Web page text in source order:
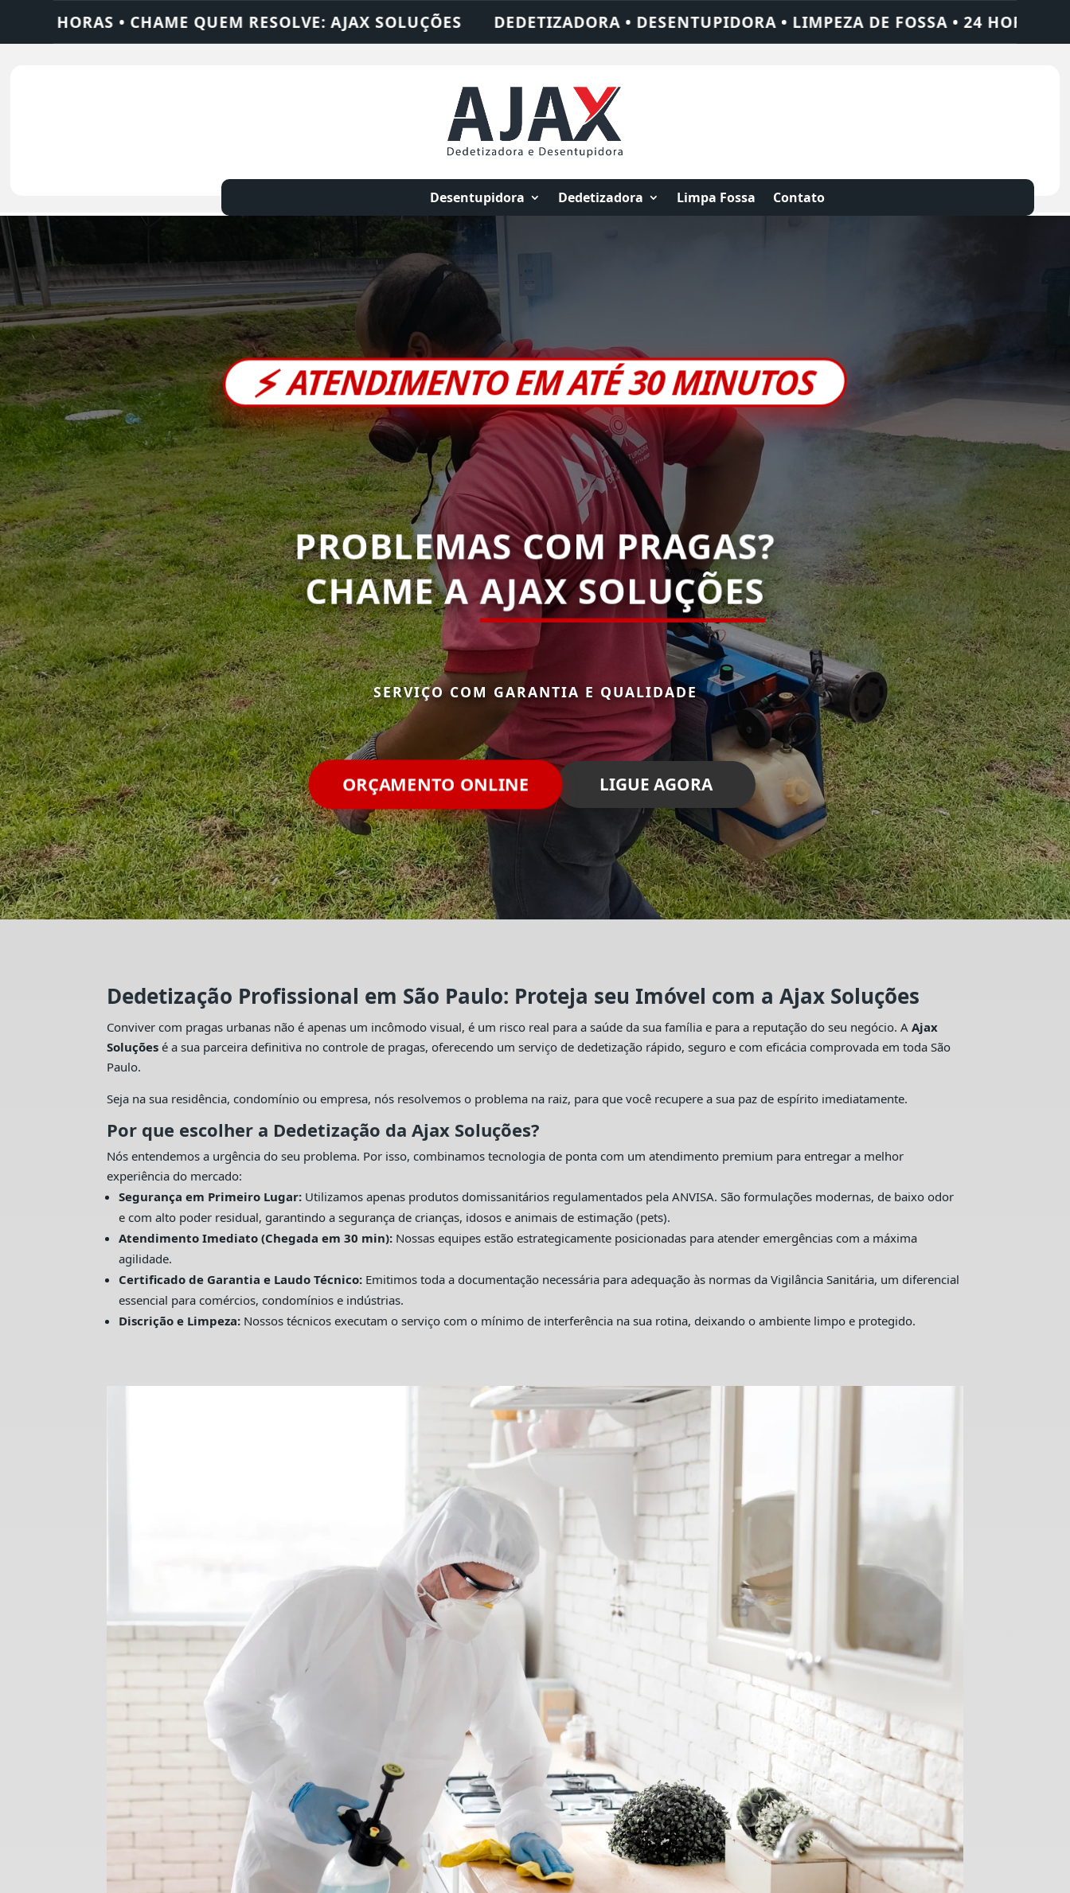
AJAX SOLUÇÕES DEDETIZADORA • DESENTUPIDORA • LIMPEZA DE FOSSA • 24 HORAS • CHAME QUEM RESOLVE: AJAX
Desentupidora Dedetizadora Limpa Fossa Contato
⚡ATENDIMENTO EM ATÉ 30 MINUTOS
PROBLEMAS COM PRAGAS?
CHAME AAJAX SOLUÇÕES
SERVIÇO COM GARANTIA E QUALIDADE
ORÇAMENTO ONLINE LIGUE AGORA
Dedetização Profissional em São Paulo: Proteja seu Imóvel com a Ajax Soluções
Conviver com pragas urbanas não é apenas um incômodo visual, é um risco real para a saúde da sua família e para a reputação do seu negócio. AAjax
Soluções é a sua parceira definitiva no controle de pragas, oferecendo um serviço de dedetização rápido, seguro e com eficácia comprovada em toda São
Paulo.
Seja na sua residência, condomínio ou empresa, nós resolvemos o problema na raiz, para que você recupere a sua paz de espírito imediatamente.
Por que escolher a Dedetização da Ajax Soluções?
Nós entendemos a urgência do seu problema. Por isso, combinamos tecnologia de ponta com um atendimento premium para entregar a melhor
experiência do mercado:
Segurança em Primeiro Lugar: Utilizamos apenas produtos domissanitários regulamentados pela ANVISA. São formulações modernas, de baixo odor
e com alto poder residual, garantindo a segurança de crianças, idosos e animais de estimação (pets).
Atendimento Imediato (Chegada em 30 min): Nossas equipes estão estrategicamente posicionadas para atender emergências com a máxima
agilidade.
Certificado de Garantia e Laudo Técnico: Emitimos toda a documentação necessária para adequação às normas da Vigilância Sanitária, um diferencial
essencial para comércios, condomínios e indústrias.
Discrição e Limpeza: Nossos técnicos executam o serviço com o mínimo de interferência na sua rotina, deixando o ambiente limpo e protegido.